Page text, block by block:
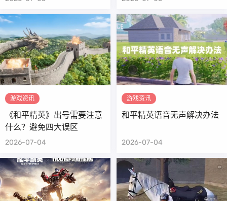
游戏资讯
《和平精英》出号需要注意
什么？避免四大误区
2026-07-04
游戏资讯
和平精英语音无声解决办法
2026-07-04